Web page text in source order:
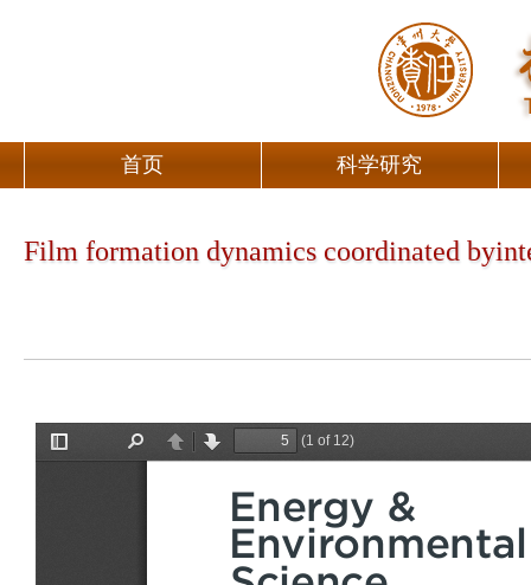
首页 科学研究
Film formation dynamics coordinated